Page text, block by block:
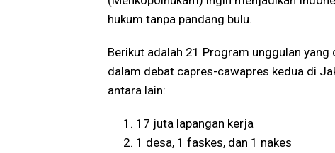
hukum tanpa pandang bulu.
Berikut adalah 21 Program unggulan
dalam debat capres-cawapres kedua di
antara lain:
17 juta lapangan kerja
1 desa, 1 faskes, dan 1 nakes